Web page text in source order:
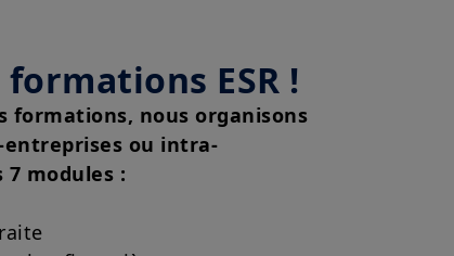
ESR !
formations, nous organisons
entreprises ou intra-
modules :